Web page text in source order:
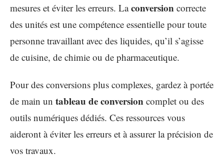
mesures et éviter les erreurs. Laconversion correcte
des unités est une compétence essentielle pour toute
personne travaillant avec des liquides, qu’il s’agisse
de cuisine, de chimie ou de pharmaceutique.
Pour des conversions plus complexes, gardez à portée
de main un tableau de conversion complet ou des
outils numériques dédiés. Ces ressources vous
aideront à éviter les erreurs et à assurer la précision de
vos travaux.